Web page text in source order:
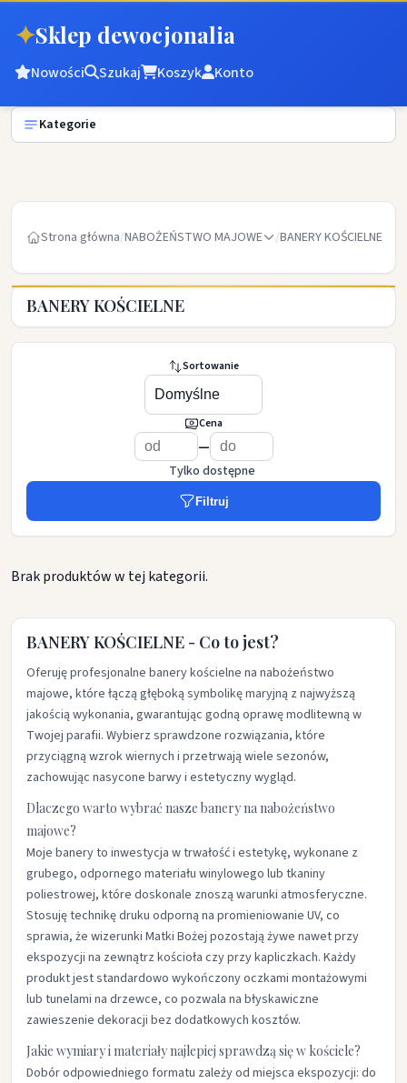
✦Sklep dewocjonalia
Nowości Szukaj Koszyk Konto
Kategorie
Strona główna/NABOŻEŃSTWO MAJOWE /BANERY KOŚCIELNE
BANERY KOŚCIELNE
Sortowanie
Cena
—
Tylko dostępne
Filtruj
Brak produktów w tej kategorii.
BANERY KOŚCIELNE - Co to jest?
Oferuję profesjonalne banery kościelne na nabożeństwo
majowe, które łączą głęboką symbolikę maryjną z najwyższą
jakością wykonania, gwarantując godną oprawę modlitewną w
Twojej parafii. Wybierz sprawdzone rozwiązania, które
przyciągną wzrok wiernych i przetrwają wiele sezonów,
zachowując nasycone barwy i estetyczny wygląd.​
Dlaczego warto wybrać nasze banery na nabożeństwo
majowe?
Moje banery to inwestycja w trwałość i estetykę, wykonane z
grubego, odpornego materiału winylowego lub tkaniny
poliestrowej, które doskonale znoszą warunki atmosferyczne.
Stosuję technikę druku odporną na promieniowanie UV, co
sprawia, że wizerunki Matki Bożej pozostają żywe nawet przy
ekspozycji na zewnątrz kościoła czy przy kapliczkach. Każdy
produkt jest standardowo wykończony oczkami montażowymi
lub tunelami na drzewce, co pozwala na błyskawiczne
zawieszenie dekoracji bez dodatkowych kosztów.​
Jakie wymiary i materiały najlepiej sprawdzą się w kościele?
Dobór odpowiedniego formatu zależy od miejsca ekspozycji: do